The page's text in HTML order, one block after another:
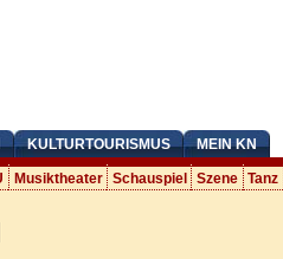
KULTURTOURISMUS MEIN KN
Musiktheater Schauspiel Szene Tanz